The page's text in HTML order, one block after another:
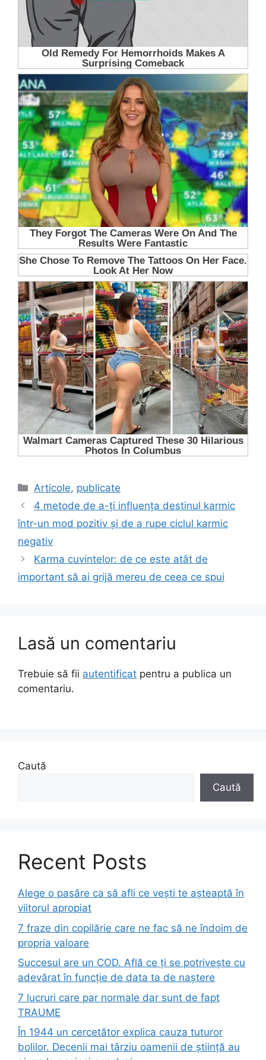
Categorii
Articole, publicate
4 metode de a-ți influența destinul karmic
într-un mod pozitiv și de a rupe ciclul karmic
negativ
Karma cuvintelor: de ce este atât de
important să ai grijă mereu de ceea ce spui
Lasă un comentariu
Trebuie să fii autentificat pentru a publica un
comentariu.
Caută
Caută
Recent Posts
Alege o pasăre ca să afli ce vești te așteaptă în
viitorul apropiat
7 fraze din copilărie care ne fac să ne îndoim de
propria valoare
Succesul are un COD. Află ce ți se potrivește cu
adevărat în funcție de data ta de naștere
7 lucruri care par normale dar sunt de fapt
TRAUME
În 1944 un cercetător explica cauza tuturor
bolilor. Decenii mai târziu oamenii de știință au